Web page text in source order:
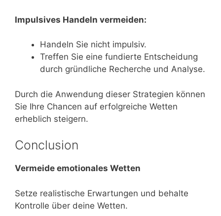
Impulsives Handeln vermeiden:
Handeln Sie nicht impulsiv.
Treffen Sie eine fundierte Entscheidung
durch gründliche Recherche und Analyse.
Durch die Anwendung dieser Strategien können
Sie Ihre Chancen auf erfolgreiche Wetten
erheblich steigern.
Conclusion
Vermeide emotionales Wetten
Setze realistische Erwartungen und behalte
Kontrolle über deine Wetten.